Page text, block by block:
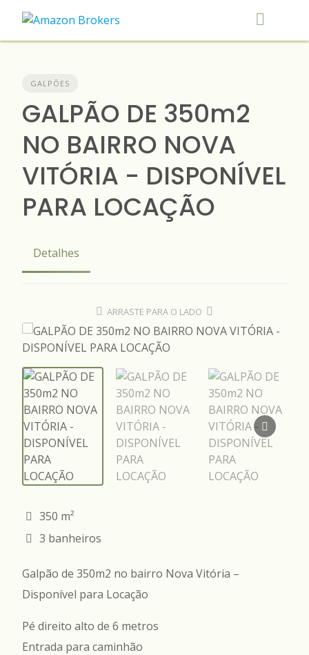
content
GALPÕES
GALPÃO DE 350m2
NO BAIRRO NOVA
VITÓRIA - DISPONÍVEL
PARA LOCAÇÃO
Detalhes
ARRASTE PARA O LADO
350 m²
3 banheiros
Galpão de 350m2 no bairro Nova Vitória –
Disponível para Locação
Pé direito alto de 6 metros
Entrada para caminhão